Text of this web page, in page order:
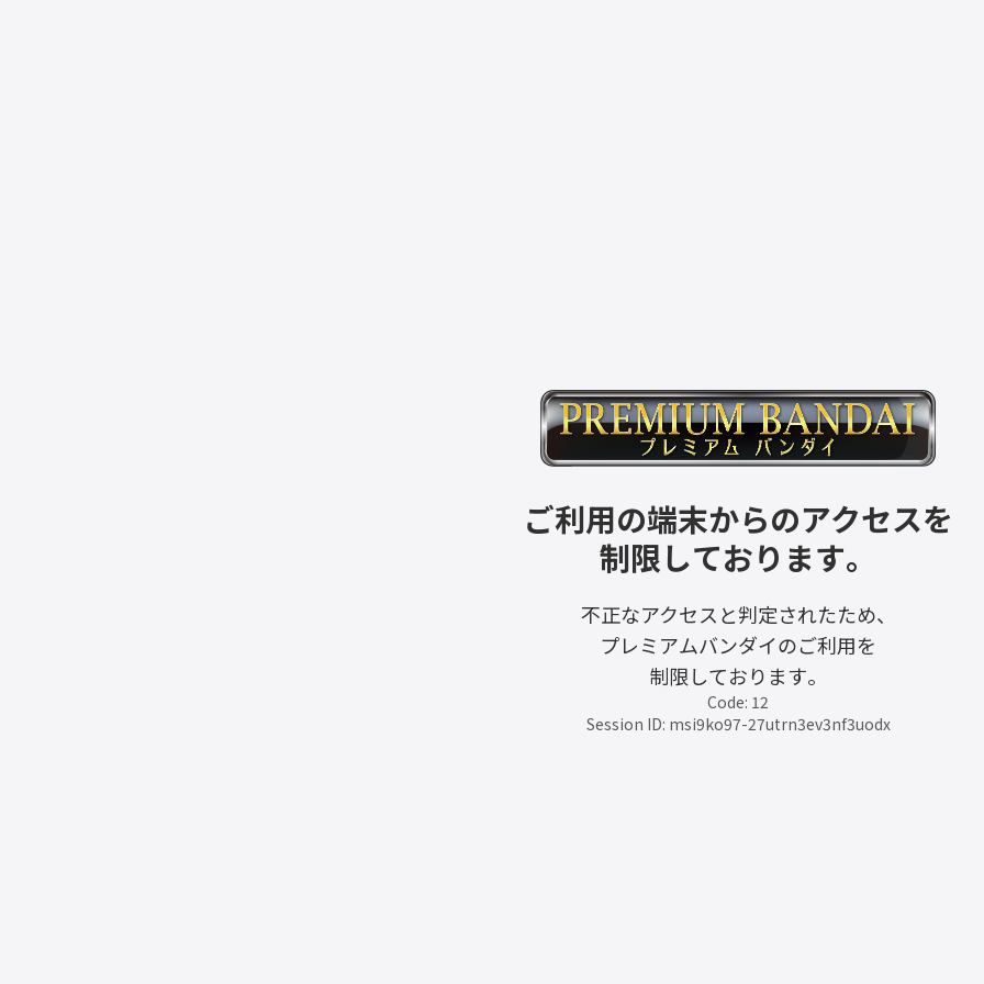
ご利用の端末からのアクセスを
制限しております。
不正なアクセスと判定されたため、
プレミアムバンダイのご利用を
制限しております。
Code: 12
Session ID: msi9ko97-27utrn3ev3nf3uodx